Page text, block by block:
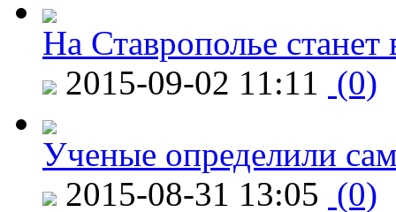
На Ставрополье
2015-09-02 11:11 (0)
Ученые определили
2015-08-31 13:05 (0)